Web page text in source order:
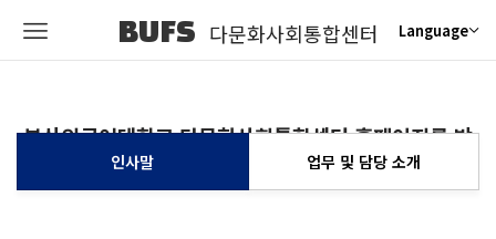
BUFS 다문화사회통합센터 Language
인사말 업무 및 담당 소개
부산외국어대학교 다문화사회통합센터 홈페이지를 방
문해 주신
여러분을 환영합니다.